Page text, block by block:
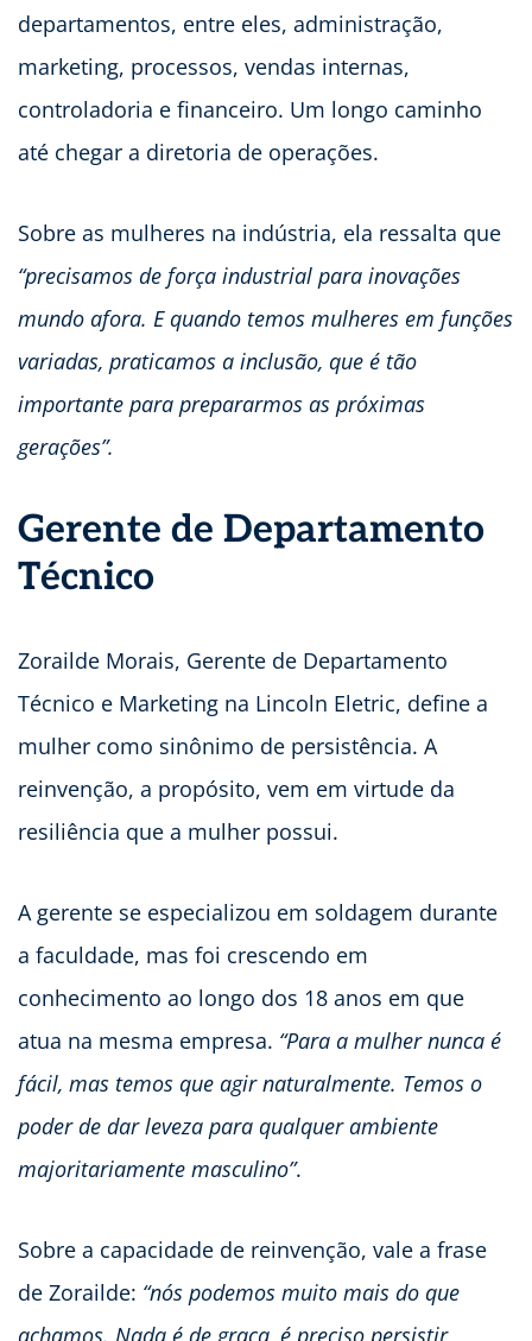
departamentos, entre eles, administração,
marketing, processos, vendas internas,
controladoria e financeiro. Um longo caminho
até chegar a diretoria de operações.
Sobre as mulheres na indústria, ela ressalta que
“precisamos de força industrial para inovações
mundo afora. E quando temos mulheres em funções
variadas, praticamos a inclusão, que é tão
importante para prepararmos as próximas
gerações”.
Gerente de Departamento
Técnico
Zorailde Morais, Gerente de Departamento
Técnico e Marketing na Lincoln Eletric, define a
mulher como sinônimo de persistência. A
reinvenção, a propósito, vem em virtude da
resiliência que a mulher possui.
A gerente se especializou em soldagem durante
a faculdade, mas foi crescendo em
conhecimento ao longo dos 18 anos em que
atua na mesma empresa. “Para a mulher nunca é
fácil, mas temos que agir naturalmente. Temos o
poder de dar leveza para qualquer ambiente
majoritariamente masculino”.
Sobre a capacidade de reinvenção, vale a frase
de Zorailde: “nós podemos muito mais do que
achamos. Nada é de graça, é preciso persistir,